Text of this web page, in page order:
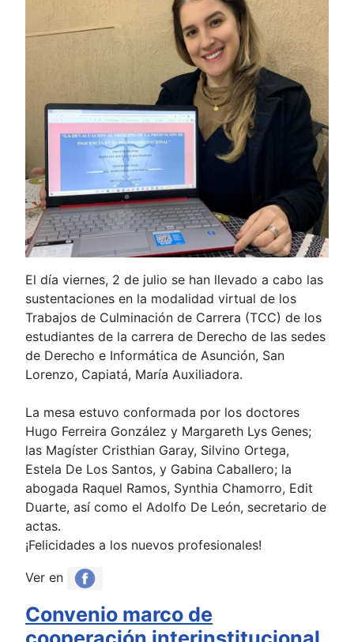
El día viernes, 2 de julio se han llevado a cabo las
sustentaciones en la modalidad virtual de los
Trabajos de Culminación de Carrera (TCC) de los
estudiantes de la carrera de Derecho de las sedes
de Derecho e Informática de Asunción, San
Lorenzo, Capiatá, María Auxiliadora.
La mesa estuvo conformada por los doctores
Hugo Ferreira González y Margareth Lys Genes;
las Magíster Cristhian Garay, Silvino Ortega,
Estela De Los Santos, y Gabina Caballero; la
abogada Raquel Ramos, Synthia Chamorro, Edit
Duarte, así como el Adolfo De León, secretario de
actas.
¡Felicidades a los nuevos profesionales!
Ver en
Convenio marco de